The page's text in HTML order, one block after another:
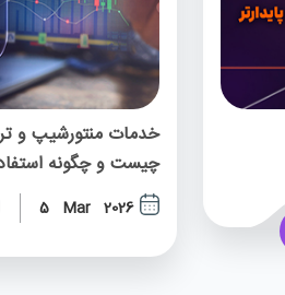
خدمات منتورشیپ و
چیست و چگونه
5 Mar 2026